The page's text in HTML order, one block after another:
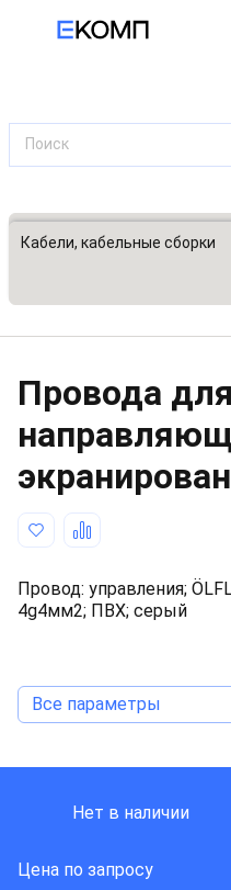
Все категории
Кабели, кабельные сборки
Провода для
Провод: управления;
4g4мм2; ПВХ; серый
Все параметры
Нет в наличии
Цена по запросу